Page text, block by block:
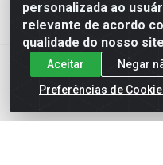
personalizada ao
relevante de acordo
qualidade do nosso
Aceitar
Negar
Preferências de
Av Vautier, 587/
Atef Distribuidora LTDA
Paulo/SP - CEP 03.032-